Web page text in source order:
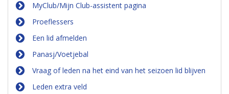
MyClub/Mijn Club-assistent pagina
Proeflessers
Een lid afmelden
Panasj/Voetjebal
Vraag of leden na het eind van het seizoen lid blijven
Leden extra veld